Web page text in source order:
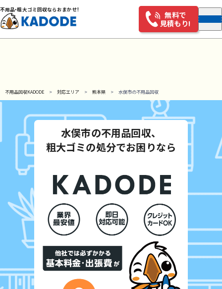
不用品・粗大ゴミ回収ならおまかせ!
無料で
見積もり!
不用品回収KADODE 対応エリア 熊本県 水俣市の不用品回収
水俣市の不用品回収、
粗大ゴミの処分でお困りなら